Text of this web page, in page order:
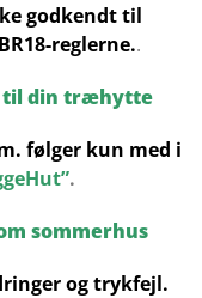
godkendt til
reglerne..
til din træhytte
følger kun med i
.
sommerhus
og trykfejl.